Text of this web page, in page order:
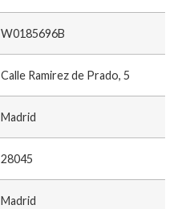
W0185696B
Calle Ramirez de Prado, 5
Madrid
28045
Madrid